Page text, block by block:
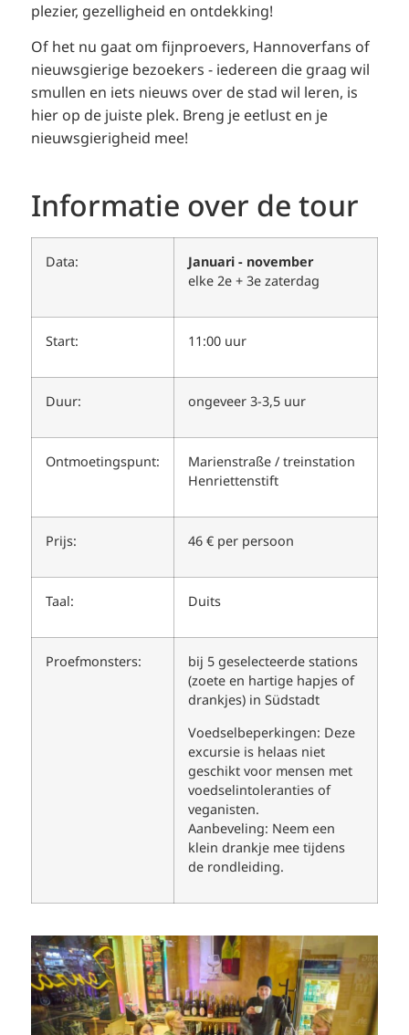
plezier, gezelligheid en ontdekking!
Of het nu gaat om fijnproevers, Hannoverfans of
nieuwsgierige bezoekers - iedereen die graag wil
smullen en iets nieuws over de stad wil leren, is
hier op de juiste plek. Breng je eetlust en je
nieuwsgierigheid mee!
Informatie over de tour
Data:
Januari - november
elke 2e + 3e zaterdag
Start: 11:00 uur
Duur: ongeveer 3-3,5 uur
Ontmoetingspunt:
Marienstraße / treinstation
Henriettenstift
Prijs: 46 € per persoon
Taal: Duits
Proefmonsters:
bij 5 geselecteerde stations
(zoete en hartige hapjes of
drankjes) in Südstadt
Voedselbeperkingen: Deze
excursie is helaas niet
geschikt voor mensen met
voedselintoleranties of
veganisten.
Aanbeveling: Neem een
klein drankje mee tijdens
de rondleiding.